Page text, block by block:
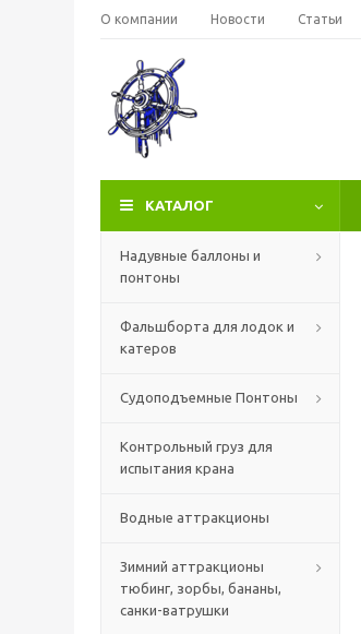
О компании Новости Статьи
КАТАЛОГ
Надувные баллоны и
понтоны
Фальшборта для лодок и
катеров
Судоподъемные Понтоны
Контрольный груз для
испытания крана
Водные аттракционы
Зимний аттракционы
тюбинг, зорбы, бананы,
санки-ватрушки